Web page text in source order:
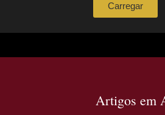
Carregar
Artigos em